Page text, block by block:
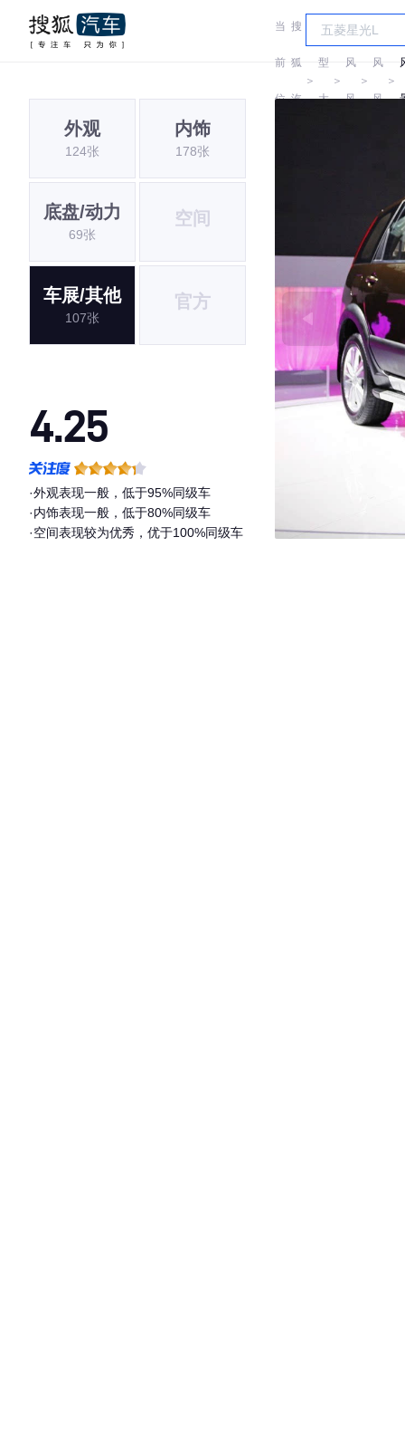
当
前
位
搜
狐
汽
＞
车
型
大
＞
东
风
风
＞
东
风
风
＞
外观
124张
内饰
178张
底盘/动力
69张
空间
车展/其他
107张
官方
4.25
·外观表现一般，低于95%同级车
·内饰表现一般，低于80%同级车
·空间表现较为优秀，优于100%同级车